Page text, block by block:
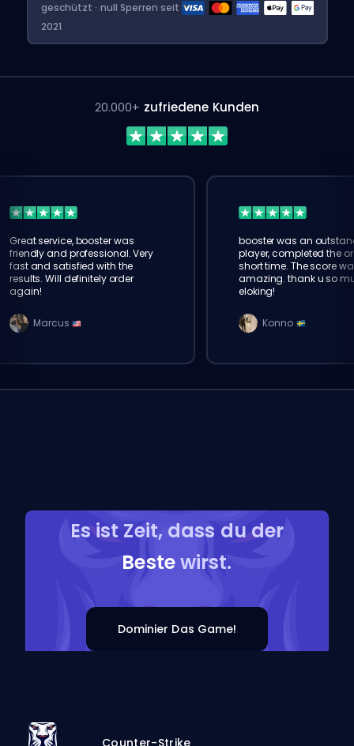
geschützt · null Sperren seit
2021
20.000+ zufriedene Kunden
Great service, booster was
friendly and professional. Very
fast and satisfied with the
results. Will definitely order
again!
Marcus
booster was an
player, completed the
short time. The score
amazing. thank u so
eloking!
Konno
Es ist Zeit, dass du der
Bestewirst.
Dominier Das Game!